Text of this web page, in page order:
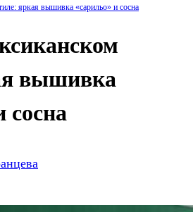
яркая вышивка «сарильо» и сосна
вышивка
сосна